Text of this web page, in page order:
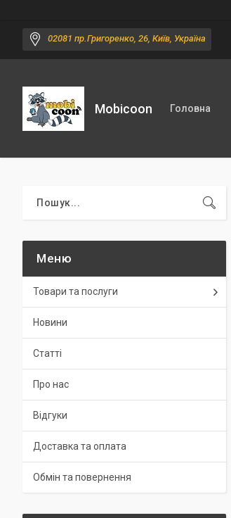
02081 пр.Григоренко, 26, Київ, Україна
Mobicoon Головна
Товари та послуги
Новини
Статті
Про нас
Відгуки
Доставка та оплата
Обмін та повернення